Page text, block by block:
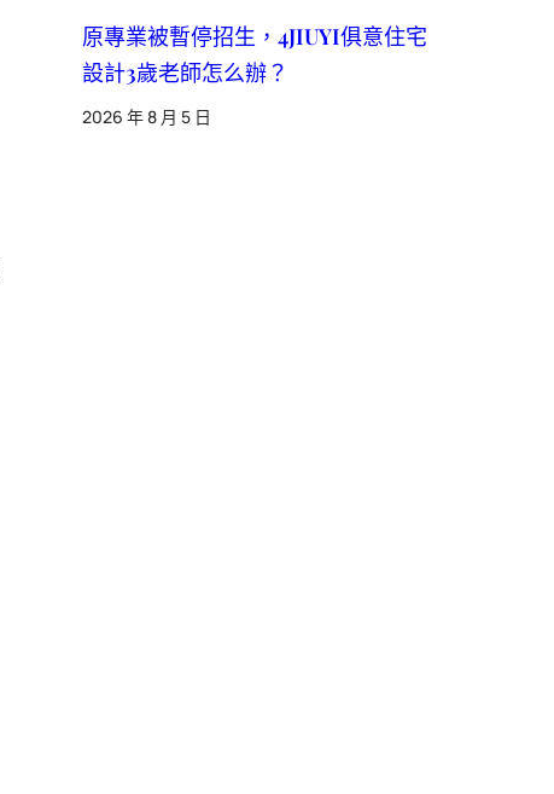
原專業被暫停招生，4JIUYI俱意住宅
設計3歲老師怎么辦？
2026 年 8 月 5 日